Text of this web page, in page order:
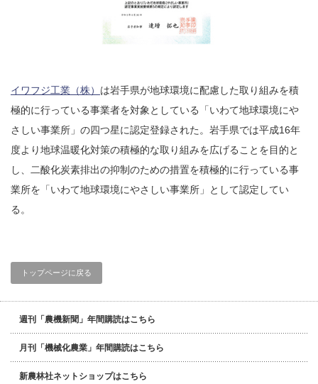
イワフジ工業（株） は岩手県が地球環境に配慮した取り組みを積
極的に行っている事業者を対象としている「いわて地球環境にや
さしい事業所」の四つ星に認定登録された。岩手県では平成16年
度より地球温暖化対策の積極的な取り組みを広げることを目的と
し、二酸化炭素排出の抑制のための措置を積極的に行っている事
業所を「いわて地球環境にやさしい事業所」として認定してい
る。
トップページに戻る
週刊「農機新聞」年間購読はこちら
月刊「機械化農業」年間購読はこちら
新農林社ネットショップはこちら